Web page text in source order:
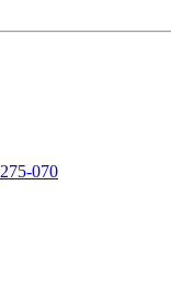
070